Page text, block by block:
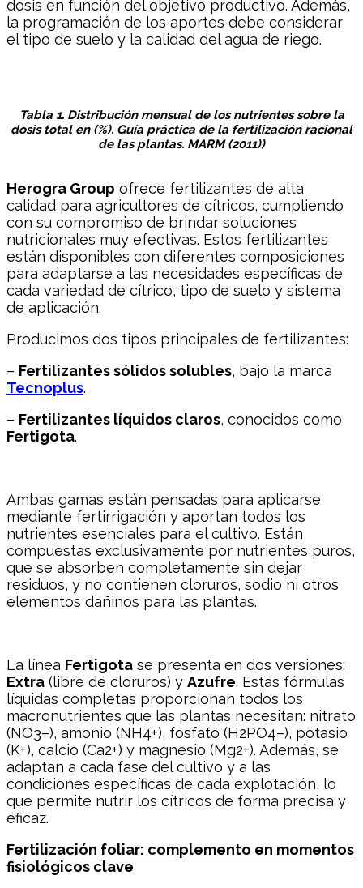
dosis en función del objetivo productivo. Además,
la programación de los aportes debe considerar
el tipo de suelo y la calidad del agua de riego.
Tabla 1. Distribución mensual de los nutrientes sobre la
dosis total en (%). Guía práctica de la fertilización racional
de las plantas. MARM (2011))
Herogra Group ofrece fertilizantes de alta
calidad para agricultores de cítricos, cumpliendo
con su compromiso de brindar soluciones
nutricionales muy efectivas. Estos fertilizantes
están disponibles con diferentes composiciones
para adaptarse a las necesidades específicas de
cada variedad de cítrico, tipo de suelo y sistema
de aplicación.
Producimos dos tipos principales de fertilizantes:
– Fertilizantes sólidos solubles, bajo la marca
Tecnoplus.
– Fertilizantes líquidos claros, conocidos como
Fertigota.
Ambas gamas están pensadas para aplicarse
mediante fertirrigación y aportan todos los
nutrientes esenciales para el cultivo. Están
compuestas exclusivamente por nutrientes puros,
que se absorben completamente sin dejar
residuos, y no contienen cloruros, sodio ni otros
elementos dañinos para las plantas.
La línea Fertigota se presenta en dos versiones:
Extra (libre de cloruros) y Azufre. Estas fórmulas
líquidas completas proporcionan todos los
macronutrientes que las plantas necesitan: nitrato
(NO3–), amonio (NH4+), fosfato (H2PO4–), potasio
(K+), calcio (Ca2+) y magnesio (Mg2+). Además, se
adaptan a cada fase del cultivo y a las
condiciones específicas de cada explotación, lo
que permite nutrir los cítricos de forma precisa y
eficaz.
Fertilización foliar: complemento en momentos
fisiológicos clave